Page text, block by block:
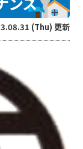
(Thu) 更新